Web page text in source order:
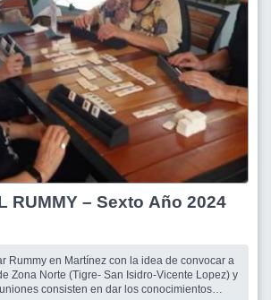
– Sexto Año 2024
Rummy en Martínez con la idea de convocar a
Zona Norte (Tigre- San Isidro-Vicente Lopez) y
consisten en dar los conocimientos